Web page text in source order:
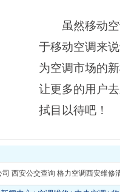
虽然移动空
于移动空调来
为空调市场的
让更多的用户
拭目以待吧！
司 西安公交查询 格力空调西安维修